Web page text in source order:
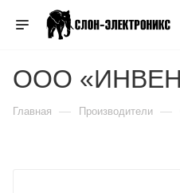
ООО
Главная — Производители —